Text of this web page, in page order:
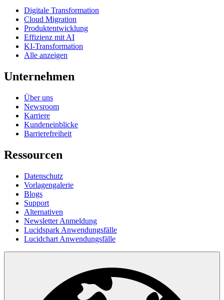
Digitale Transformation
Cloud Migration
Produktentwicklung
Effizienz mit AI
KI-Transformation
Alle anzeigen
Unternehmen
Über uns
Newsroom
Karriere
Kundeneinblicke
Barrierefreiheit
Ressourcen
Datenschutz
Vorlagengalerie
Blogs
Support
Alternativen
Newsletter Anmeldung
Lucidspark Anwendungsfälle
Lucidchart Anwendungsfälle